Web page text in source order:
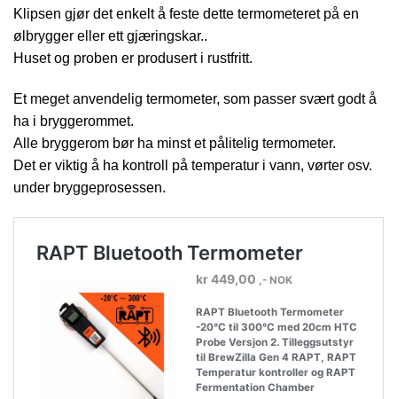
Klipsen gjør det enkelt å feste dette termometeret på en
ølbrygger eller ett gjæringskar..
Huset og proben er produsert i rustfritt.
Et meget anvendelig termometer, som passer svært godt å
ha i bryggerommet.
Alle bryggerom bør ha minst et pålitelig termometer.
Det er viktig å ha kontroll på temperatur i vann, vørter osv.
under bryggeprosessen.